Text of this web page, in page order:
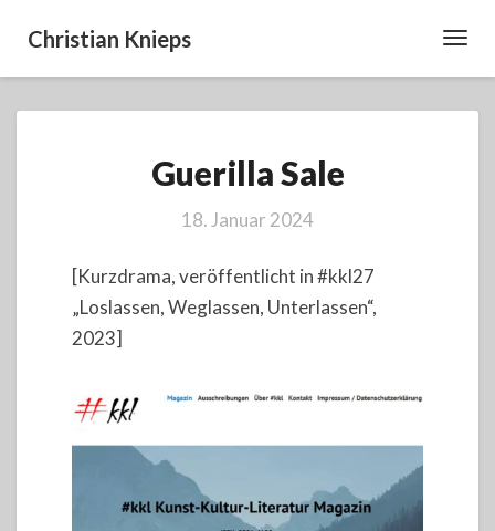
Christian Knieps
Sale
Guerilla Sale
18. Januar 2024
[Kurzdrama, veröffentlicht in #kkl27
„Loslassen, Weglassen, Unterlassen“,
2023]